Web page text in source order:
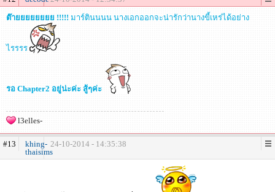
ต๊ายยยยยยยย !!!!! มาร์ตินนนน นางเอกออกจะน่ารักว่านางขี้เหร่ได้อย่าง
ไรรรร
รอ Chapter2 อยู่น่ะค่ะ สู้ๆค่ะ
l3elles-
#13
khing-
thaisims
24-10-2014 - 14:35:38